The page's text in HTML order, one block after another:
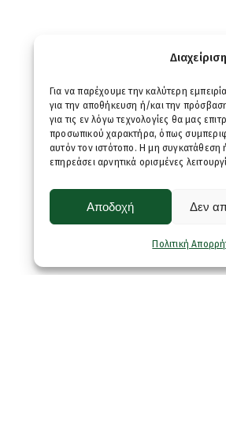
Για να παρέχουμε την καλύτερη
για την αποθήκευση ή/και την
για τις εν λόγω τεχνολογίες θα μας
προσωπικού χαρακτήρα, όπως
αυτόν τον ιστότοπο. Η μη
επηρεάσει αρνητικά ορισμένες
Αποδοχή Δεν
Πολιτική